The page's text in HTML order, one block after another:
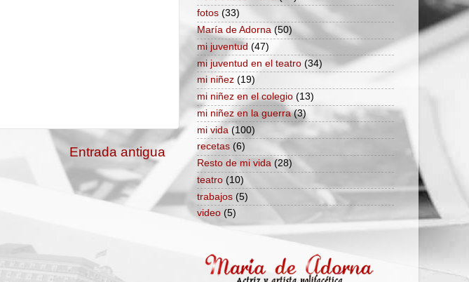
Entrada antigua
fotos (33)
María de Adorna (50)
mi juventud (47)
mi juventud en el teatro (34)
mi niñez (19)
mi niñez en el colegio (13)
mi niñez en la guerra (3)
mi vida (100)
recetas (6)
Resto de mi vida (28)
teatro (10)
trabajos (5)
video (5)